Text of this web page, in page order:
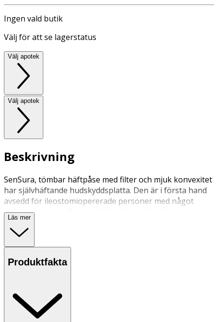
Ingen vald butik
Välj för att se lagerstatus
Välj apotek
Välj apotek
Beskrivning
SenSura, tömbar häftpåse med filter och mjuk konvexitet
har självhäftande hudskyddsplatta. Den är i första hand
avsedd för ileostomiopererade personer med något
insjunken stomi eller med ojämnheter i huden runt
stomin till följd av ärrbildning, hudveck m.m. Påsen har
inbyggt påslås. Framsidan har delad non-woven för att
möjliggöra inspektion.
Läs mer
Produktfakta